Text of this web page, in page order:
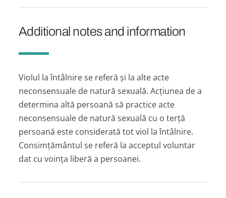
Additional notes and information
Violul la întâlnire se referă și la alte acte
neconsensuale de natură sexuală. Acțiunea de a
determina altă persoană să practice acte
neconsensuale de natură sexuală cu o terță
persoană este considerată tot viol la întâlnire.
Consimțământul se referă la acceptul voluntar
dat cu voința liberă a persoanei.